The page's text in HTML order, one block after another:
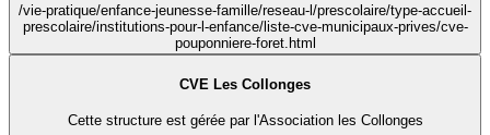
/vie-pratique/enfance-jeunesse-famille/reseau-l/prescolaire/type-accueil-
prescolaire/institutions-pour-l-enfance/liste-cve-municipaux-prives/cve-
pouponniere-foret.html
CVE Les Collonges
Cette structure est gérée par l'Association les Collonges